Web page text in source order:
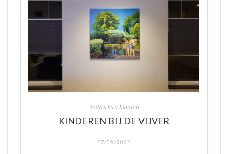
Foto's van klanten
KINDEREN BIJ DE VIJVER
27/09/2022